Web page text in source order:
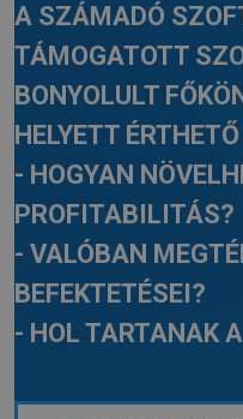
A SZÁMADÓ
TÁMOGATOTT
BONYOLULT
HELYETT
- HOGYAN
PROFITABILITÁS?
- VALÓBAN
BEFEKTETÉSEI?
- HOL TARTANAK